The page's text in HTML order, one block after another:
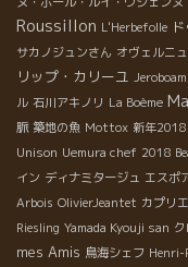
Roussillon L'Herbefolle
サカノジュンさん オヴェルニュ
リップ・カリーユ Jeroboam
ル 石川アキノリ La Boème
脈 築地の魚 Mottox 新年
Unison Uemura chef 2018
イン ディナミタージュ エスポ
Arbois OlivierJeantet カプリ
Riesling Yamada Kyouji san
mes Amis 鳥海シェフ Henri-